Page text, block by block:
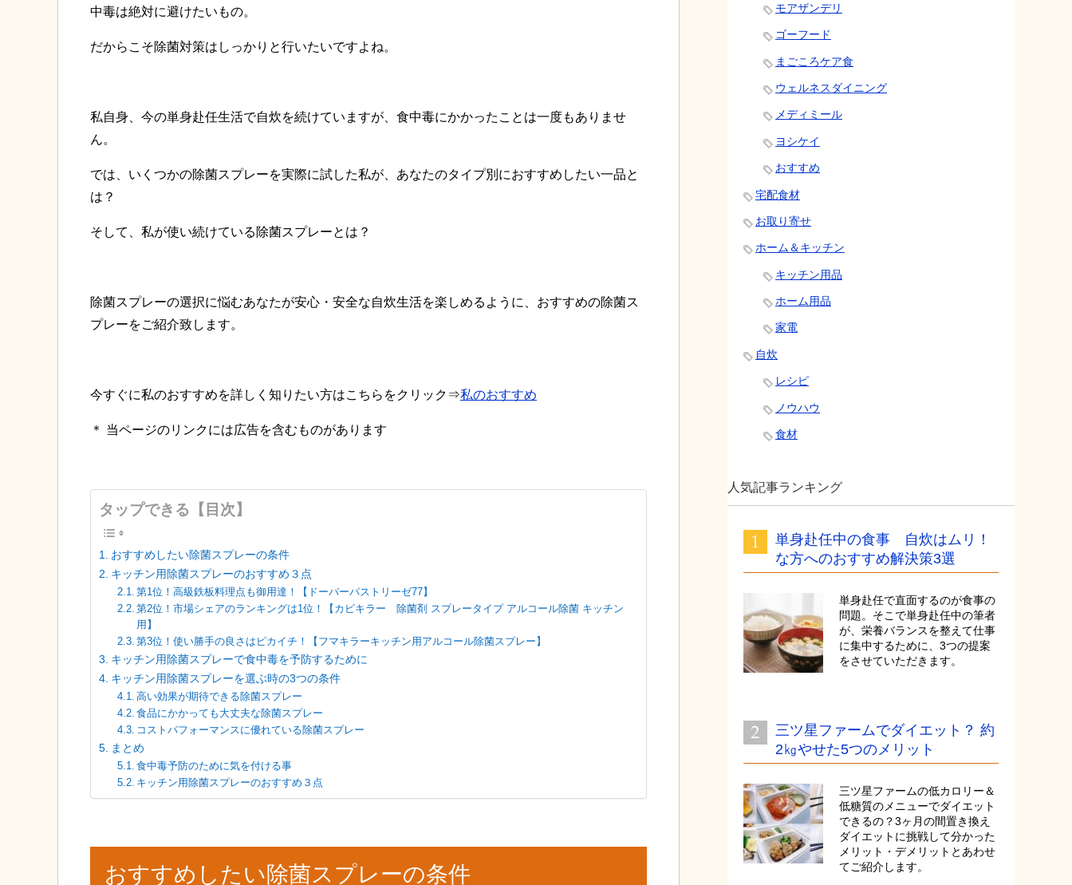
中毒は絶対に避けたいもの。
だからこそ除菌対策はしっかりと行いたいですよね。
私自身、今の単身赴任生活で自炊を続けていますが、食中毒にかかったことは一度もありませ
ん。
では、いくつかの除菌スプレーを実際に試した私が、あなたのタイプ別におすすめしたい一品と
は？
そして、私が使い続けている除菌スプレーとは？
除菌スプレーの選択に悩むあなたが安心・安全な自炊生活を楽しめるように、おすすめの除菌ス
プレーをご紹介致します。
今すぐに私のおすすめを詳しく知りたい方はこちらをクリック⇒私のおすすめ
＊ 当ページのリンクには広告を含むものがあります
タップできる【目次】
おすすめしたい除菌スプレーの条件
キッチン用除菌スプレーのおすすめ３点
第1位！高級鉄板料理点も御用達！【ドーバーパストリーゼ77】
第2位！市場シェアのランキングは1位！【カビキラー 除菌剤 スプレータイプ アルコール除菌 キッチン
用】
第3位！使い勝手の良さはピカイチ！【フマキラーキッチン用アルコール除菌スプレー】
キッチン用除菌スプレーで食中毒を予防するために
キッチン用除菌スプレーを選ぶ時の3つの条件
高い効果が期待できる除菌スプレー
食品にかかっても大丈夫な除菌スプレー
コストパフォーマンスに優れている除菌スプレー
まとめ
食中毒予防のために気を付ける事
キッチン用除菌スプレーのおすすめ３点
おすすめしたい除菌スプレーの条件
モアザンデリ
ゴーフード
まごころケア食
ウェルネスダイニング
メディミール
ヨシケイ
おすすめ
宅配食材
お取り寄せ
ホーム＆キッチン
キッチン用品
ホーム用品
家電
自炊
レシピ
ノウハウ
食材
人気記事ランキング
単身赴任中の食事 自炊はムリ！
な方へのおすすめ解決策3選
単身赴任で直面するのが食事の
問題。そこで単身赴任中の筆者
が、栄養バランスを整えて仕事
に集中するために、3つの提案
をさせていただきます。
三ツ星ファームでダイエット？ 約
2㎏やせた5つのメリット
三ツ星ファームの低カロリー＆
低糖質のメニューでダイエット
できるの？3ヶ月の間置き換え
ダイエットに挑戦して分かった
メリット・デメリットとあわせ
てご紹介します。